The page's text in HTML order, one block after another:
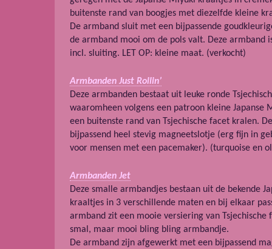
buitenste rand van boogjes met diezelfde kleine
De armband sluit met een bijpassende
de armband mooi om de pols valt. Deze armband
incl. sluiting. LET OP: kleine maat. (verkocht)
Armbanden Just Rollin’
Deze armbanden bestaat uit leuke ronde
waaromheen volgens een patroon kleine Japanse
een buitenste rand van Tsjechische facet kralen.
bijpassend heel stevig magneetslotje (erg fijn in
voor mensen met een pacemaker). (turquoise en
Armbanden Jet
Deze smalle armbandjes bestaan uit de bekende
kraaltjes in 3 verschillende maten en bij elkaar
armband zit een mooie versiering van Tsjechische
smal, maar mooi bling bling armbandje.
De armband zijn afgewerkt met een bijpassend